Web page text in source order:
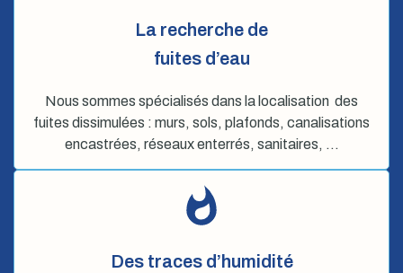
La recherche de
fuites d’eau
Nous sommes spécialisés dans la localisation des
fuites dissimulées : murs, sols, plafonds, canalisations
encastrées, réseaux enterrés, sanitaires, …
Des traces d’humidité